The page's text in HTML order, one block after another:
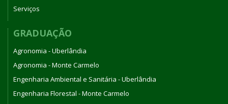
Serviços
GRADUAÇÃO
Agronomia - Uberlândia
Agronomia - Monte Carmelo
Engenharia Ambiental e Sanitária - Uberlândia
Engenharia Florestal - Monte Carmelo